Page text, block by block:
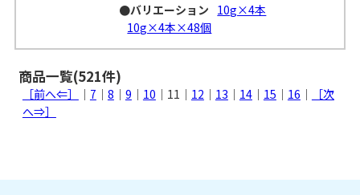
●バリエーション 10g×4本
10g×4本×48個
商品一覧(521件)
［前へ⇐］ ｜ 7 ｜ 8 ｜ 9 ｜ 10 ｜11｜ 12 ｜ 13 ｜ 14｜ 15 ｜ 16 ｜
［次
へ⇒］